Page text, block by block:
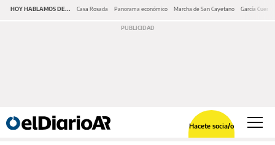
HOY HABLAMOS DE... Casa Rosada Panorama económico Marcha de San Cayetano García Cuerva
Hacete socia/o